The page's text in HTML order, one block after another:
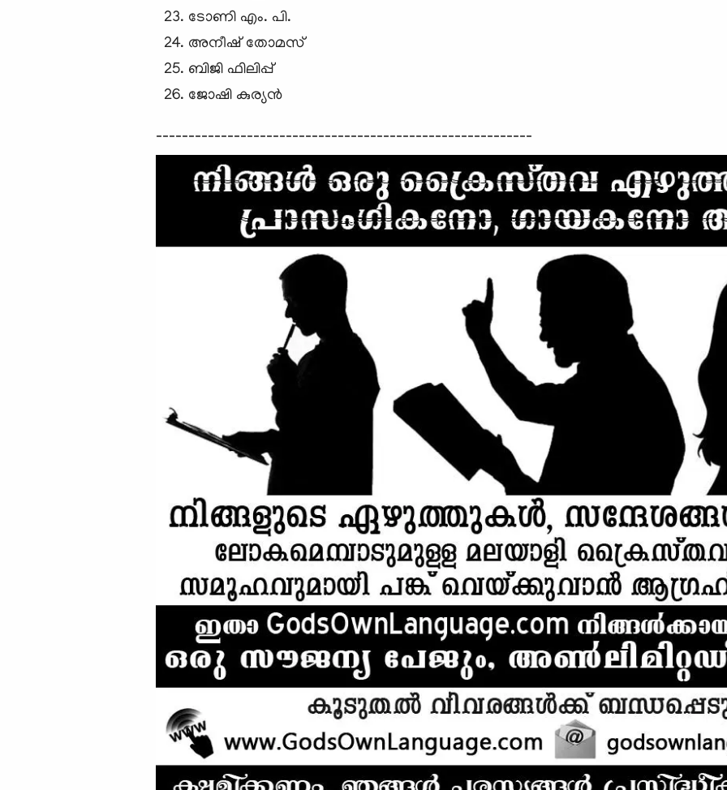
ടോണി എം. പി.
അനീഷ്‌ തോമസ്‌
ബിജി ഫിലിപ്പ്
ജോഷി കുര്യന്‍
----------------------------------------------------------